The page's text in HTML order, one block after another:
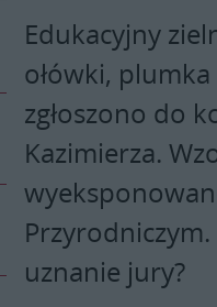
Edukacyjny
ołówki,
zgłoszono do
Kazimierza.
Przyrodniczym.
uznanie jury?